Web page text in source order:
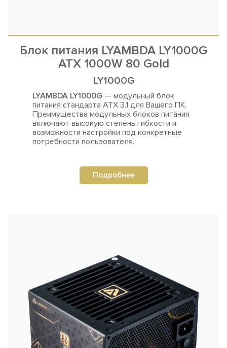
Блок питания LYAMBDA LY1000G
ATX 1000W 80 Gold
LY1000G
LYAMBDA LY1000G — модульный блок
питания стандарта ATX 3.1 для Вашего ПК.
Преимущества модульных блоков питания
включают высокую степень гибкости и
возможности настройки под конкретные
потребности пользователя.
Подробнее